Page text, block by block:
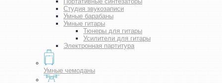
Студия звукозаписи
Умные барабаны
Умные гитары
Тюнеры для гитары
Усилители для гитары
Электронная партитура
Умные чемоданы